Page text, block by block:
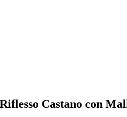
Castano con